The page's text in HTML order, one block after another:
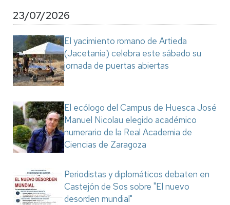
23/07/2026
El yacimiento romano de Artieda
(Jacetania) celebra este sábado su
jornada de puertas abiertas
El ecólogo del Campus de Huesca José
Manuel Nicolau elegido académico
numerario de la Real Academia de
Ciencias de Zaragoza
Periodistas y diplomáticos debaten en
Castejón de Sos sobre "El nuevo
desorden mundial"